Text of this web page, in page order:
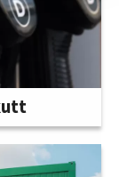
angitt i